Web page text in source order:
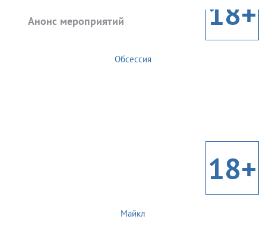
Анонс мероприятий 18+
Обсессия
18+
Майкл